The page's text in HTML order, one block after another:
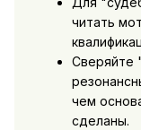
читать
Сверяйте
чем
сделаны.